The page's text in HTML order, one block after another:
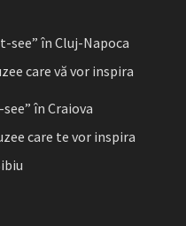
see” în Cluj-Napoca
care vă vor inspira
în Craiova
care te vor inspira